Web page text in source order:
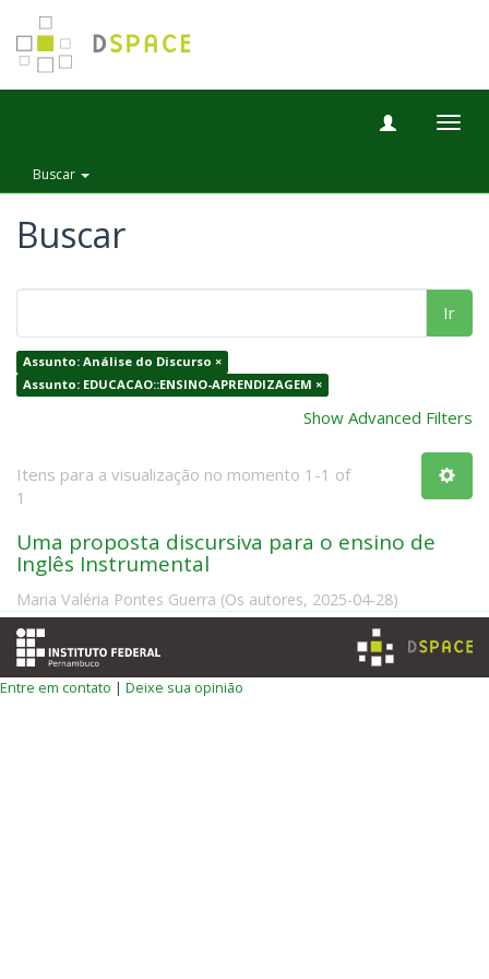
Buscar
Buscar
Ir
Assunto: Análise do Discurso ×
Assunto: EDUCACAO::ENSINO-APRENDIZAGEM ×
Show Advanced Filters
Itens para a visualização no momento 1-1 of
1
Uma proposta discursiva para o ensino de
Inglês Instrumental
Maria Valéria Pontes Guerra (Os autores, 2025-04-28)
Entre em contato | Deixe sua opinião